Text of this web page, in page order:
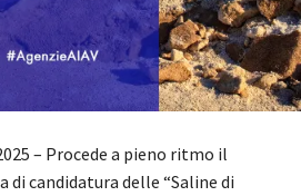
– Procede a pieno ritmo il
di candidatura delle “Saline di